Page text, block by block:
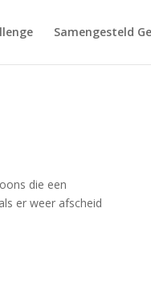
Samengesteld
die een
er weer afscheid